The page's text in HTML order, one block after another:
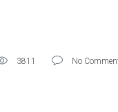
3811 No